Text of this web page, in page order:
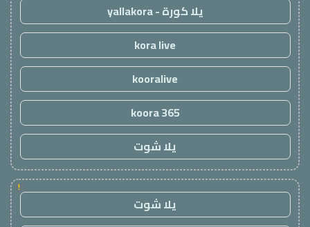
يلا كورة - yallakora
kora live
kooralive
koora 365
يلا شوت
!
يلا شوت